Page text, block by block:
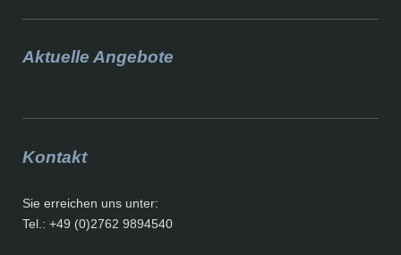
Aktuelle Angebote
Kontakt
Sie erreichen uns unter:
Tel.: +49 (0)2762 9894540